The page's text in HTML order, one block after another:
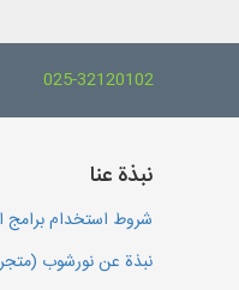
025-32120102
نبذة عنا
شروط استخدام برامج
نبذة عن نورشوب